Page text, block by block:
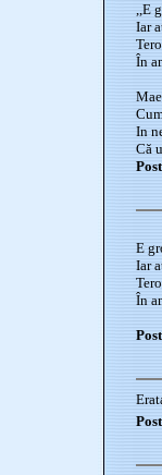
,,E
Iar
În
In
Că
E
Iar
În